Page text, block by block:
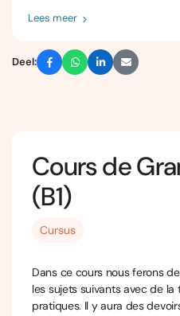
Cours de
(B1)
Cursus
Dans ce cours nous ferons
les sujets suivants avec de
pratiques. Il y aura des
Lees meer
Deel: